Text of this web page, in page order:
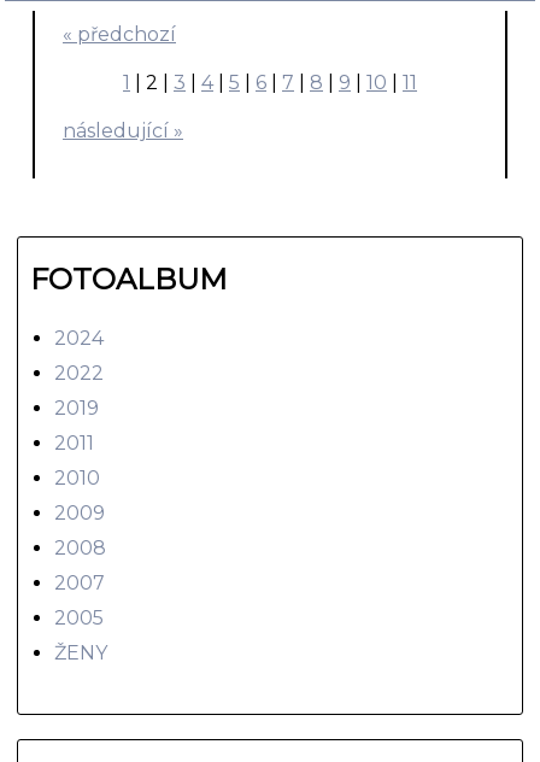
« předchozí
1 2 3 4 5 6 7 8 9 10 11
následující »
FOTOALBUM
2024
2022
2019
2011
2010
2009
2008
2007
2005
ŽENY